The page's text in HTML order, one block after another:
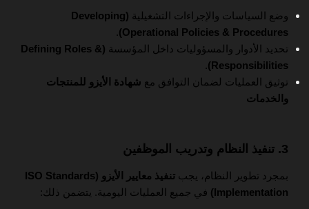
وضع السياسات والإجراءات التشغيلية
(Developing
Operational Policies & Procedures)
.
تحديد الأدوار والمسؤوليات داخل المؤسسة
(Defining Roles &
Responsibilities)
.
توثيق العمليات لضمان التوافق مع شهادة الأيزو للمنتجات
والخدمات
3. تنفيذ النظام وتدريب الموظفين
بمجرد تطوير النظام، يجب
تنفيذ معايير الأيزو (ISO Standards
Implementation)
في جميع العمليات اليومية. يتضمن ذلك: